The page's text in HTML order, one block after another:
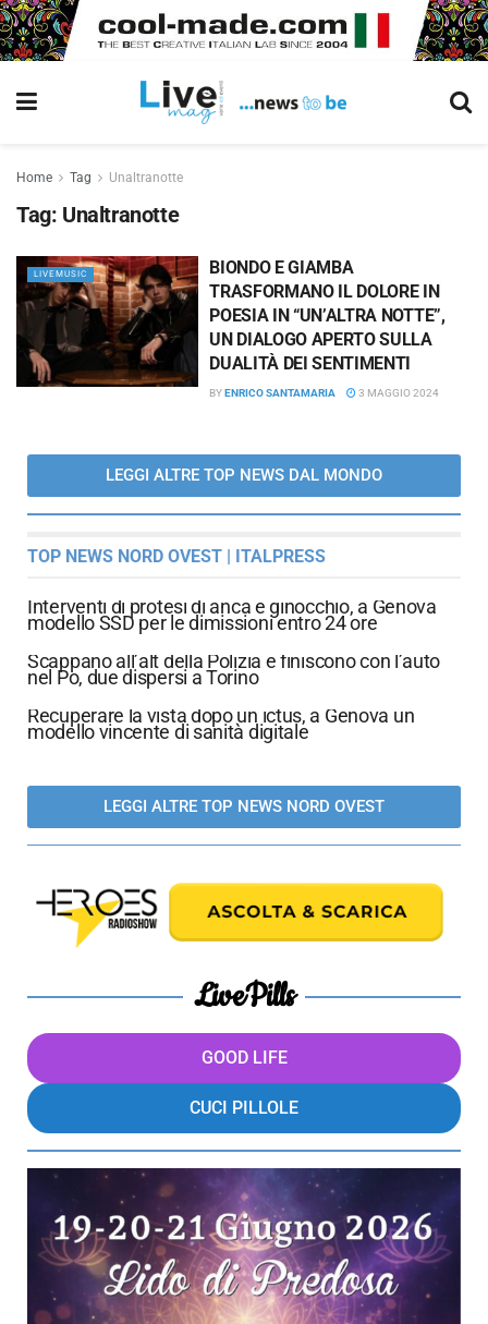
Home Tag Unaltranotte
Tag: Unaltranotte
LIVEMUSIC
BIONDO E GIAMBA
TRASFORMANO IL DOLORE IN
POESIA IN “UN’ALTRA NOTTE”,
UN DIALOGO APERTO SULLA
DUALITÀ DEI SENTIMENTI
BYENRICO SANTAMARIA 3 MAGGIO 2024
LEGGI ALTRE TOP NEWS DAL MONDO
TOP NEWS NORD OVEST | ITALPRESS
Interventi di protesi di anca e ginocchio, a Genova
modello SSD per le dimissioni entro 24 ore
Scappano all’alt della Polizia e finiscono con l’auto
nel Po, due dispersi a Torino
Recuperare la vista dopo un ictus, a Genova un
modello vincente di sanità digitale
LEGGI ALTRE TOP NEWS NORD OVEST
LivePills
GOOD LIFE
CUCI PILLOLE